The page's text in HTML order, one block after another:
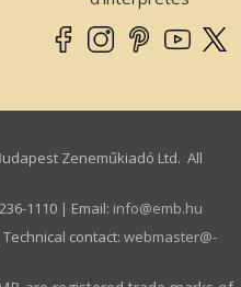
Zeneműkiadó Ltd. All
1110 | Email: info­@­emb.hu
Technical contact: webmaster­@­